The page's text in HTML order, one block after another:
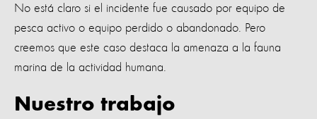
No está claro si el incidente fue causado por equipo de
pesca activo o equipo perdido o abandonado. Pero
creemos que este caso destaca la amenaza a la fauna
marina de la actividad humana.
Nuestro trabajo